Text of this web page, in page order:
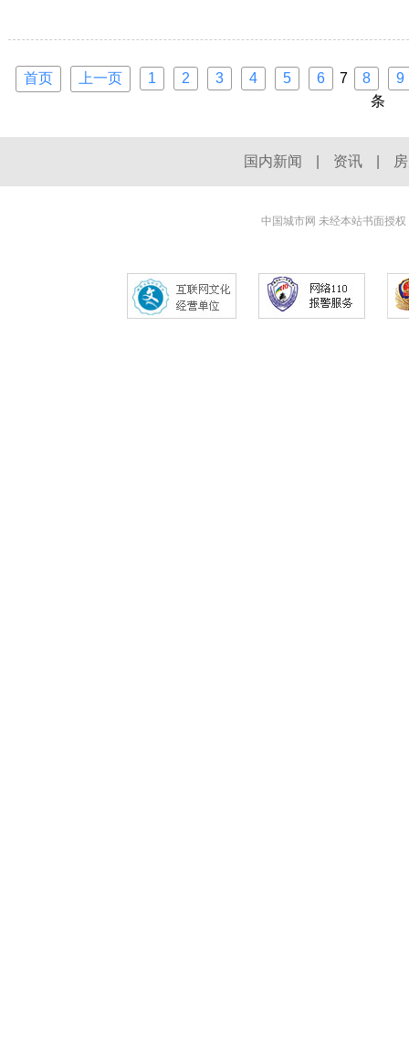
首页 上一页 1 2 3 4 5 6 7 8
9
条
国内新闻 资讯
中国城市网 未经本站书面授